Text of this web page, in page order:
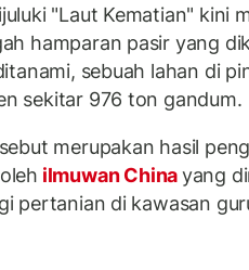
"Laut Kematian" kini
hamparan pasir yang
sebuah lahan di
sekitar 976 ton gandum.
merupakan hasil
oleh ilmuwan Chinayang
pertanian di kawasan